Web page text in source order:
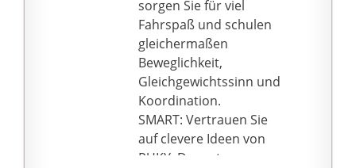
Gleichgewichtssinn und
die vorausschauende
Fortbewegung üben.
【Einfach Montage】:
Kinderleicht 5-Schritte
Montage, kostet nur
einigen Minuten mit
Anleitung auf Deutsch.
sorgen Sie für viel
Fahrspaß und schulen
gleichermaßen
Beweglichkeit,
Gleichgewichtssinn und
Koordination.
SMART: Vertrauen Sie
auf clevere Ideen von
PUKY. Der extra